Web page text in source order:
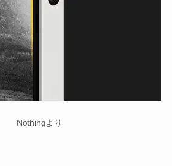
Nothingより